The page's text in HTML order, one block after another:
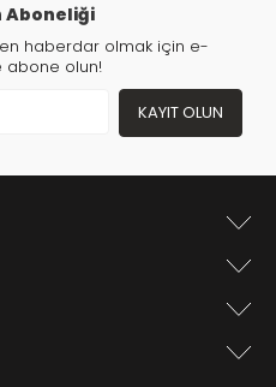
Aboneliği
haberdar olmak için e-
abone olun!
KAYIT OLUN